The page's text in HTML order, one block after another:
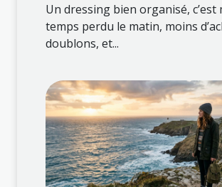
Un dressing bien organisé, c’est
temps perdu le matin, moins
doublons, et...